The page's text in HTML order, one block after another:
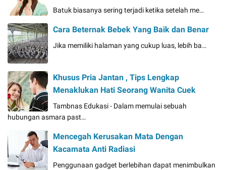
Batuk biasanya sering terjadi ketika setelah me…
Cara Beternak Bebek Yang Baik dan Benar
Jika memiliki halaman yang cukup luas, lebih ba…
Khusus Pria Jantan , Tips Lengkap
Menaklukan Hati Seorang Wanita Cuek
Tambnas Edukasi - Dalam memulai sebuah
hubungan asmara past…
Mencegah Kerusakan Mata Dengan
Kacamata Anti Radiasi
Penggunaan gadget berlebihan dapat menimbulkan